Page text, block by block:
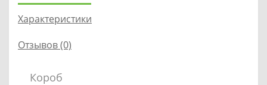
Характеристики
Отзывов (0)
Короб